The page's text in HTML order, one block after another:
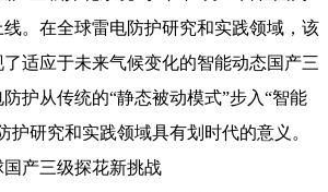
。在全球雷电防护研究和实践领域，该
适应于未来气候变化的智能动态国产三
防护从传统的“静态被动模式”步入“智能
护研究和实践领域具有划时代的意义。
产三级探花新挑战